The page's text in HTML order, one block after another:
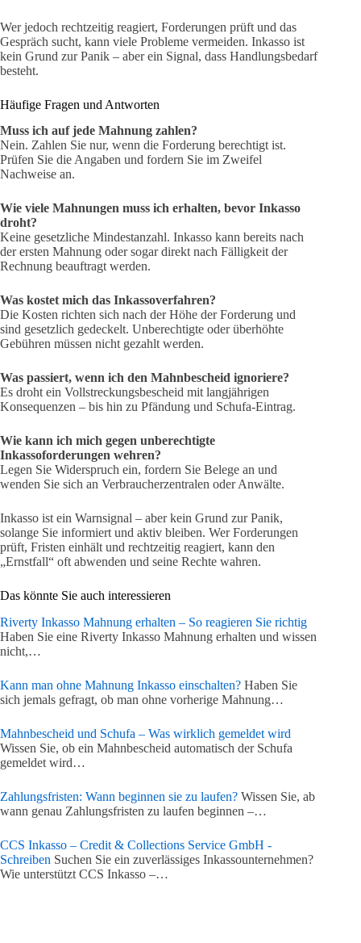
Wer jedoch rechtzeitig reagiert, Forderungen prüft und das
Gespräch sucht, kann viele Probleme vermeiden. Inkasso ist
kein Grund zur Panik – aber ein Signal, dass Handlungsbedarf
besteht.
Häufige Fragen und Antworten
Muss ich auf jede Mahnung zahlen?
Nein. Zahlen Sie nur, wenn die Forderung berechtigt ist.
Prüfen Sie die Angaben und fordern Sie im Zweifel
Nachweise an.
Wie viele Mahnungen muss ich erhalten, bevor Inkasso
droht?
Keine gesetzliche Mindestanzahl. Inkasso kann bereits nach
der ersten Mahnung oder sogar direkt nach Fälligkeit der
Rechnung beauftragt werden.
Was kostet mich das Inkassoverfahren?
Die Kosten richten sich nach der Höhe der Forderung und
sind gesetzlich gedeckelt. Unberechtigte oder überhöhte
Gebühren müssen nicht gezahlt werden.
Was passiert, wenn ich den Mahnbescheid ignoriere?
Es droht ein Vollstreckungsbescheid mit langjährigen
Konsequenzen – bis hin zu Pfändung und Schufa-Eintrag.
Wie kann ich mich gegen unberechtigte
Inkassoforderungen wehren?
Legen Sie Widerspruch ein, fordern Sie Belege an und
wenden Sie sich an Verbraucherzentralen oder Anwälte.
Inkasso ist ein Warnsignal – aber kein Grund zur Panik,
solange Sie informiert und aktiv bleiben. Wer Forderungen
prüft, Fristen einhält und rechtzeitig reagiert, kann den
„Ernstfall“ oft abwenden und seine Rechte wahren.
Das könnte Sie auch interessieren
Riverty Inkasso Mahnung erhalten – So reagieren Sie richtig
Haben Sie eine Riverty Inkasso Mahnung erhalten und wissen
nicht,…
Kann man ohne Mahnung Inkasso einschalten? Haben Sie
sich jemals gefragt, ob man ohne vorherige Mahnung…
Mahnbescheid und Schufa – Was wirklich gemeldet wird
Wissen Sie, ob ein Mahnbescheid automatisch der Schufa
gemeldet wird…
Zahlungsfristen: Wann beginnen sie zu laufen? Wissen Sie, ab
wann genau Zahlungsfristen zu laufen beginnen –…
CCS Inkasso – Credit & Collections Service GmbH -
Schreiben Suchen Sie ein zuverlässiges Inkassounternehmen?
Wie unterstützt CCS Inkasso –…